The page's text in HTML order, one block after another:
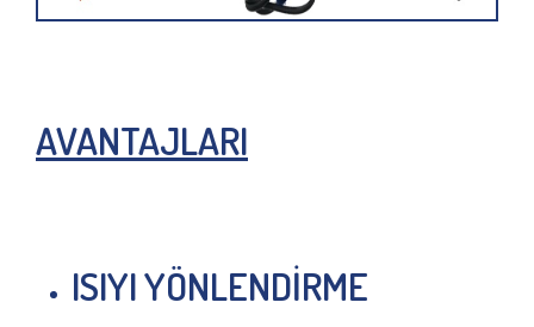
AVANTAJLARI
ISIYI YÖNLENDİRME